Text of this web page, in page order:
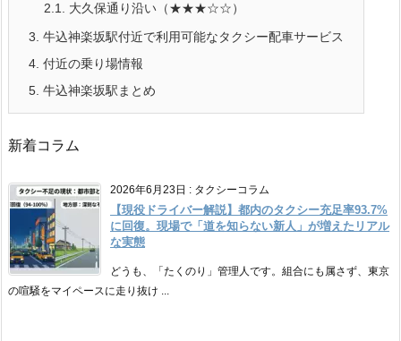
2.1.
大久保通り沿い（★★★☆☆）
3. 牛込神楽坂駅付近で利用可能なタクシー配車サービス
4. 付近の乗り場情報
5. 牛込神楽坂駅まとめ
新着コラム
2026年6月23日 : タクシーコラム
【現役ドライバー解説】都内のタクシー充足率93.7%
に回復。現場で「道を知らない新人」が増えたリアル
な実態
どうも、「たくのり」管理人です。組合にも属さず、東京
の喧騒をマイペースに走り抜け ...